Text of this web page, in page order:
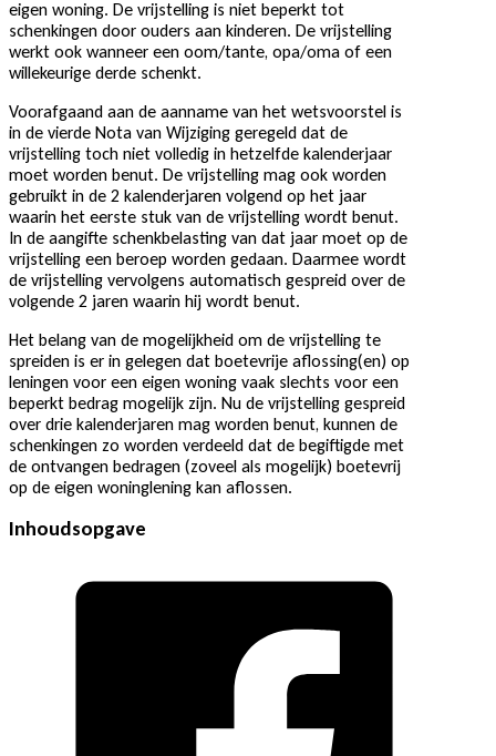
eigen woning. De vrijstelling is niet beperkt tot
schenkingen door ouders aan kinderen. De vrijstelling
werkt ook wanneer een oom/tante, opa/oma of een
willekeurige derde schenkt.
Voorafgaand aan de aanname van het wetsvoorstel is
in de vierde Nota van Wijziging geregeld dat de
vrijstelling toch niet volledig in hetzelfde kalenderjaar
moet worden benut. De vrijstelling mag ook worden
gebruikt in de 2 kalenderjaren volgend op het jaar
waarin het eerste stuk van de vrijstelling wordt benut.
In de aangifte schenkbelasting van dat jaar moet op de
vrijstelling een beroep worden gedaan. Daarmee wordt
de vrijstelling vervolgens automatisch gespreid over de
volgende 2 jaren waarin hij wordt benut.
Het belang van de mogelijkheid om de vrijstelling te
spreiden is er in gelegen dat boetevrije aflossing(en) op
leningen voor een eigen woning vaak slechts voor een
beperkt bedrag mogelijk zijn. Nu de vrijstelling gespreid
over drie kalenderjaren mag worden benut, kunnen de
schenkingen zo worden verdeeld dat de begiftigde met
de ontvangen bedragen (zoveel als mogelijk) boetevrij
op de eigen woninglening kan aflossen.
Inhoudsopgave